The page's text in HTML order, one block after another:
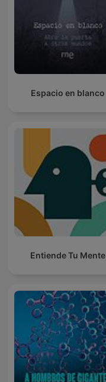
Espacio en blanco
Entiende Tu Mente